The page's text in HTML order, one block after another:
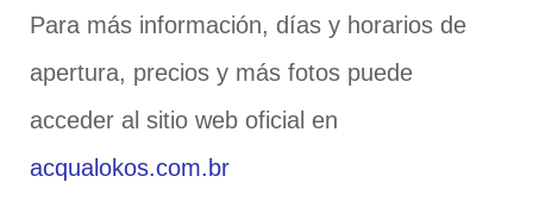
Para más información, días y horarios de
apertura, precios y más fotos puede
acceder al sitio web oficial en
acqualokos.com.br